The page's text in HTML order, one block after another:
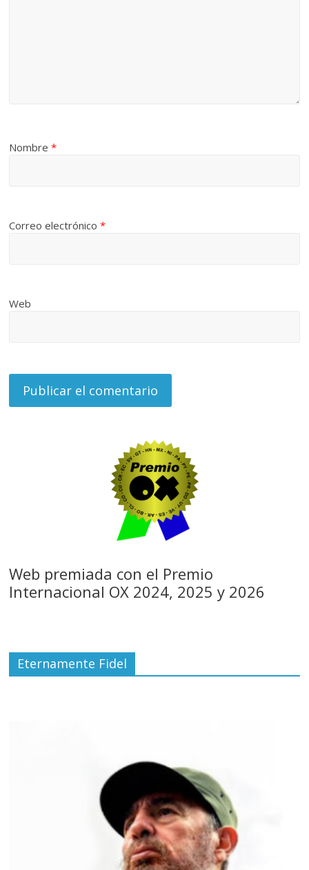
Nombre*
Correo electrónico*
Web
Web premiada con el Premio
Internacional OX 2024, 2025 y 2026
Eternamente Fidel